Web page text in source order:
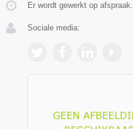
Er wordt gewerkt op afspraak.
Sociale media: